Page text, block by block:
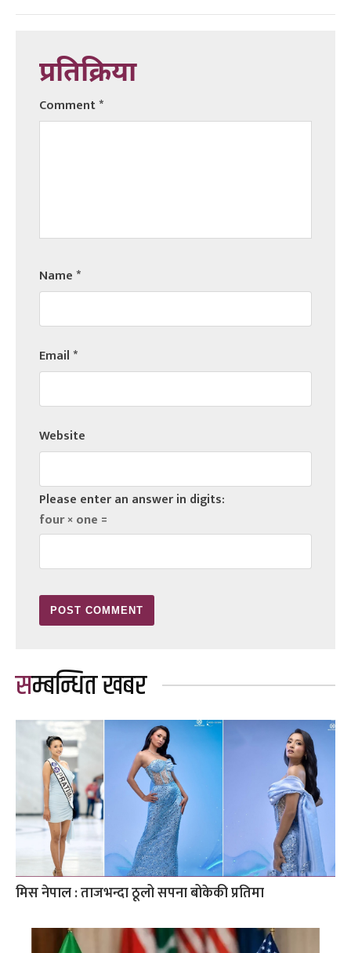
प्रतिक्रिया
Comment*
Name*
Email*
Website
Please enter an answer in digits:
four × one =
सम्बन्धित खबर
मिस नेपाल : ताजभन्दा ठूलो सपना बोकेकी प्रतिमा